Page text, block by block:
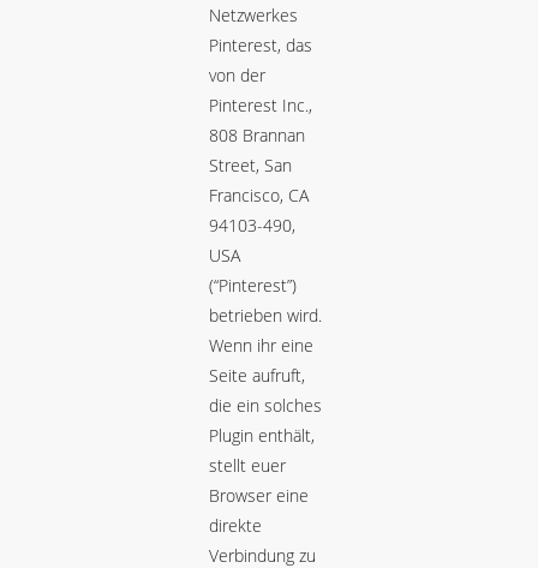
Netzwerkes
Pinterest, das
von der
Pinterest Inc.,
808 Brannan
Street, San
Francisco, CA
94103-490,
USA
(“Pinterest”)
betrieben wird.
Wenn ihr eine
Seite aufruft,
die ein solches
Plugin enthält,
stellt euer
Browser eine
direkte
Verbindung zu